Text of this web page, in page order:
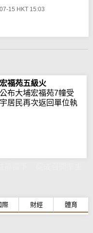
15 HKT 15:03
福苑五級火
布大埔宏福苑7幢受
居民再次返回單位執
際 財經 體育